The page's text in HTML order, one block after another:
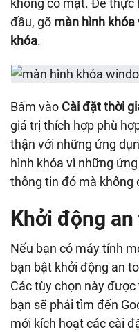
đầu, gõ màn hình khóa
khóa.
Bấm vào Cài đặt thời
giá trị thích hợp phù
thận với những ứng
hình khóa vì những
thông tin đó mà không
Khởi động an
Nếu bạn có máy tính
bạn bật khởi động an
Các tùy chọn này
bạn sẽ phải tìm đến
mới kích hoạt các cài